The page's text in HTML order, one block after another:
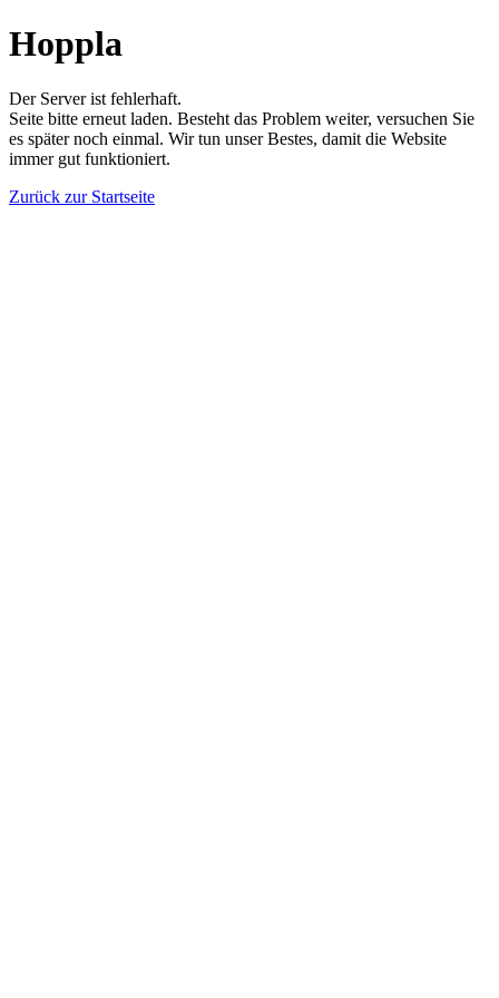
Hoppla
Der Server ist fehlerhaft.
Seite bitte erneut laden. Besteht das Problem weiter, versuchen Sie
es später noch einmal. Wir tun unser Bestes, damit die Website
immer gut funktioniert.
Zurück zur Startseite